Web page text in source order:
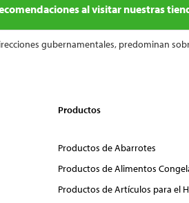
al visitar nuestras
gubernamentales, predominan
Productos
Productos de Abarrotes
Productos de Alimentos
Productos de Artículos para el